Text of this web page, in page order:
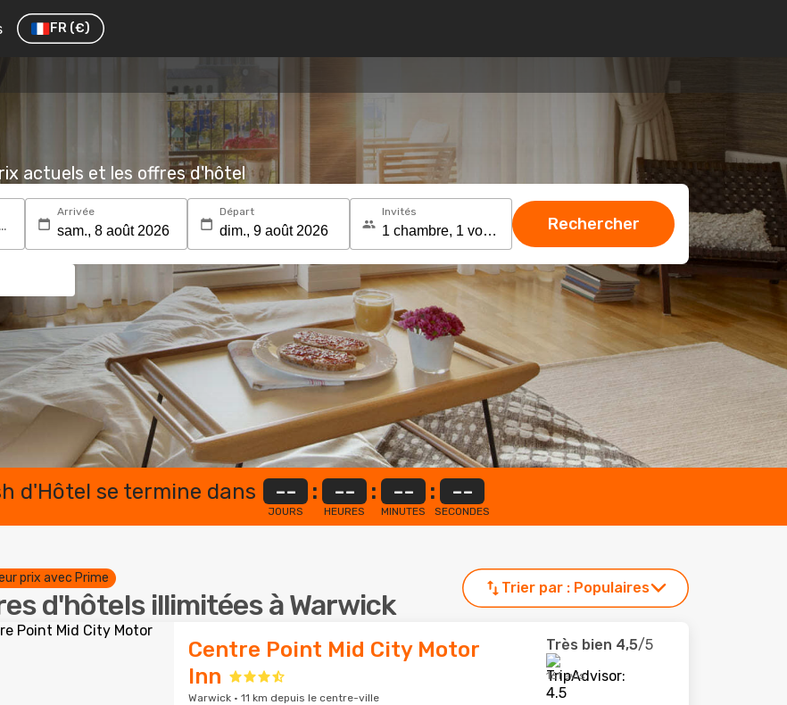
FR (€)
actuels et les offres d'hôtel
Recherchez une destination ou un hôtel
Arrivée Départ Invités
Rechercher
d'Hôtel se termine dans --
JOURS
: --
HEURES
: --
MINUTES
: --
SECONDES
prix avec Prime
d'hôtels illimitées à Warwick
Trier par : Populaires
Centre Point Mid City Motor
Inn
Warwick · 11 km depuis le centre-ville
Très bien 4,5/5
161 avis